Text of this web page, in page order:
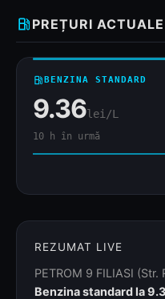
local_gas_station PREȚURI ACTUALE
local_gas_stationBENZINA STANDARD
9.36lei/L
10 h în urmă
REZUMAT LIVE
PETROM 9 FILIASI
Benzina standard la